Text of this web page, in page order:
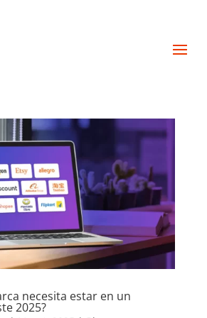
necesita estar en un
2025?